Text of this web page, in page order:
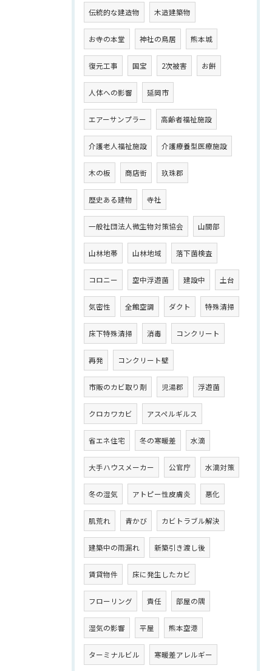
伝統的な建造物 木造建築物
お寺の本堂 神社の鳥居 熊本城
復元工事 国宝 2次被害 お餅
人体への影響 延岡市
エアーサンプラー 高齢者福祉施設
介護老人福祉施設 介護療養型医療施設
木の板 商店街 玖珠郡
歴史ある建物 寺社
一般社団法人微生物対策協会 山間部
山林地帯 山林地域 落下菌検査
コロニー 空中浮遊菌 建設中 土台
気密性 全館空調 ダクト 特殊清掃
床下特殊清掃 消毒 コンクリート
再発 コンクリート壁
市販のカビ取り剤 児湯郡 浮遊菌
クロカワカビ アスペルギルス
省エネ住宅 冬の寒暖差 水滴
大手ハウスメーカー 公官庁 水滴対策
冬の湿気 アトピー性皮膚炎 悪化
肌荒れ 青かび カビトラブル解決
建築中の雨漏れ 新築引き渡し後
賃貸物件 床に発生したカビ
フローリング 責任 部屋の隅
湿気の影響 平屋 熊本空港
ターミナルビル 寒暖差アレルギー